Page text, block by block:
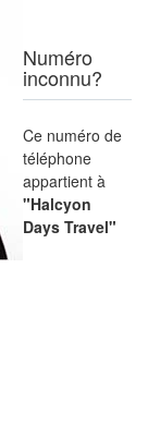
Numéro
inconnu?
Ce numéro de
téléphone
appartient à
"Halcyon
Days Travel"